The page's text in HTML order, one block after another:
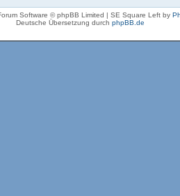
Software © phpBB Limited | SE Square Left by
Deutsche Übersetzung durch phpBB.de